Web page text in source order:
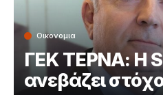
Οικονομια
ΓΕΚ ΤΕΡΝΑ: Η
ανεβάζει